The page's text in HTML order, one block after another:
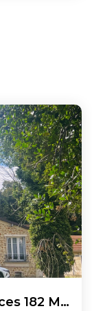
Maison Thiers Sur Theve 8 Pièces 182 M² - Terrain 1650 M²